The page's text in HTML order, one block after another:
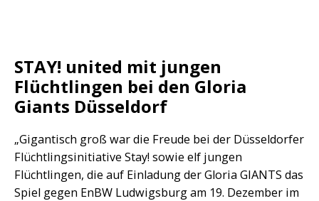
STAY! united mit jungen
Flüchtlingen bei den Gloria
Giants Düsseldorf
„Gigantisch groß war die Freude bei der Düsseldorfer
Flüchtlingsinitiative Stay! sowie elf jungen
Flüchtlingen, die auf Einladung der Gloria GIANTS das
Spiel gegen EnBW Ludwigsburg am 19. Dezember im